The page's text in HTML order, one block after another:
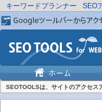
キーワードプランナー SEO
SEOTOOLSは、サイトのアクセス